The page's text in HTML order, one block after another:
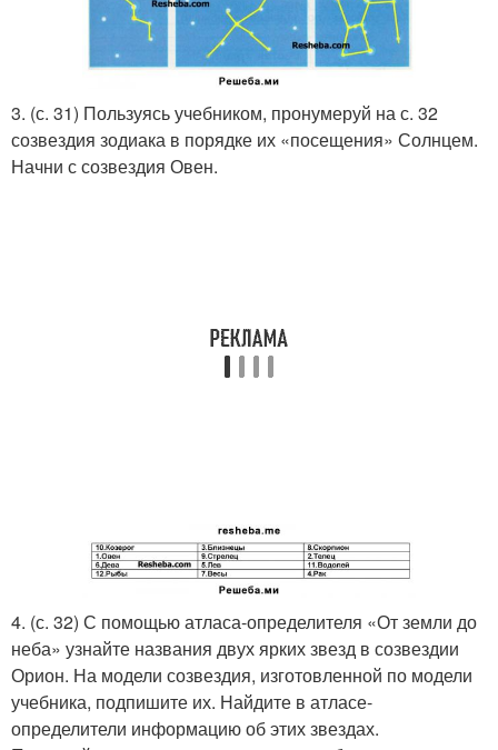
3. (с. 31) Пользуясь учебником, пронумеруй на с. 32
созвездия зодиака в порядке их «посещения» Солнцем.
Начни с созвездия Овен.
4. (с. 32) С помощью атласа-определителя «От земли до
неба» узнайте названия двух ярких звезд в созвездии
Орион. На модели созвездия, изготовленной по модели
учебника, подпишите их. Найдите в атласе-
определители информацию об этих звездах.